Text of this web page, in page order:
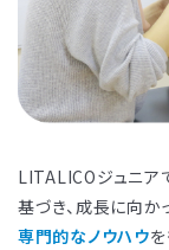
LITALICOジュニア
基づき、成長に向か
専門的なノウハウを